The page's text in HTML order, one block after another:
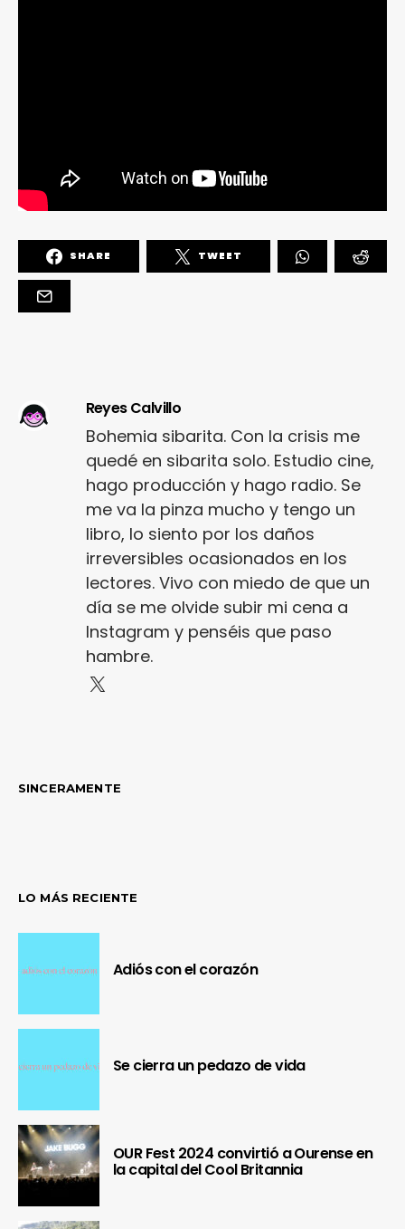
SHARE TWEET
Reyes Calvillo
Bohemia sibarita. Con la crisis me
quedé en sibarita solo. Estudio cine,
hago producción y hago radio. Se
me va la pinza mucho y tengo un
libro, lo siento por los daños
irreversibles ocasionados en los
lectores. Vivo con miedo de que un
día se me olvide subir mi cena a
Instagram y penséis que paso
hambre.
SINCERAMENTE
LO MÁS RECIENTE
Adiós con el corazón
Se cierra un pedazo de vida
OUR Fest 2024 convirtió a Ourense en
la capital del Cool Britannia